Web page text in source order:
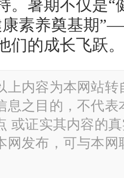
。暑期不仅是“
康素养奠基期
们的成长飞跃。
上内容为本网站
息之目的，不代
或证实其内容的
网发布，可与本